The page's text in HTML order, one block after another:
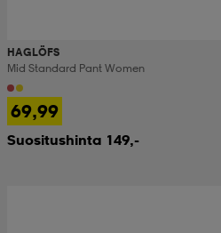
HAGLÖFS
Mid Standard Pant Women
69,99
Suositushinta 149,-